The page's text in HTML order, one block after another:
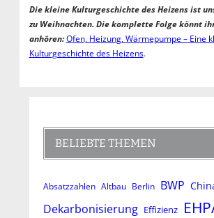
Die kleine Kulturgeschichte des Heizens ist
zu Weihnachten. Die komplette Folge könnt
anhören:Ofen, Heizung, Wärmepumpe – Eine
Kulturgeschichte des Heizens.
BELIEBTE THEMEN
Absatzzahlen Altbau Berlin BWP
Dekarbonisierung Effizienz